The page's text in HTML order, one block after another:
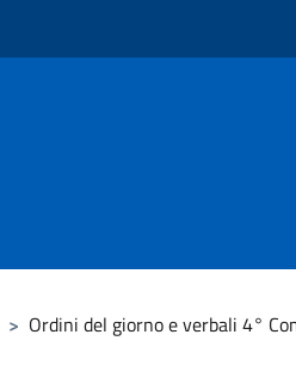
> Ordini del giorno e verbali 4°